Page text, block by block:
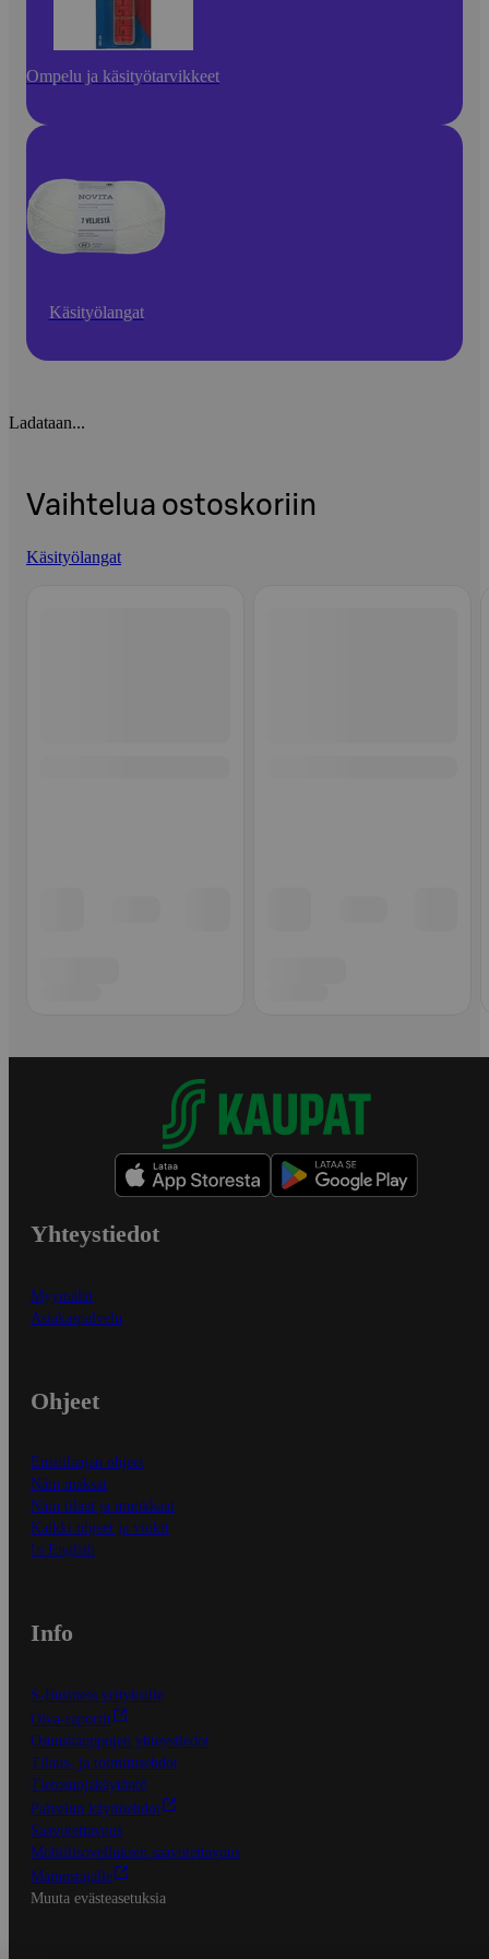
Ompelu ja käsityötarvikkeet
Käsityölangat
Ladataan...
Vaihtelua ostoskoriin
Käsityölangat
Yhteystiedot
Myymälät
Asiakaspalvelu
Ohjeet
Ensitilaajan ohjeet
Näin maksat
Näin tilaat ja muokkaat
Kaikki ohjeet ja vinkit
In English
Info
S-Business yrityksille
Oiva-raportit
Osuuskauppojen yhteystiedot
Tilaus- ja toimitusehdot
Tietosuojakäytäntö
Palvelun käyttöehdot
Saavutettavuus
Mobiilisovelluksen saavutettavuus
Mainostajalle
Muuta evästeasetuksia